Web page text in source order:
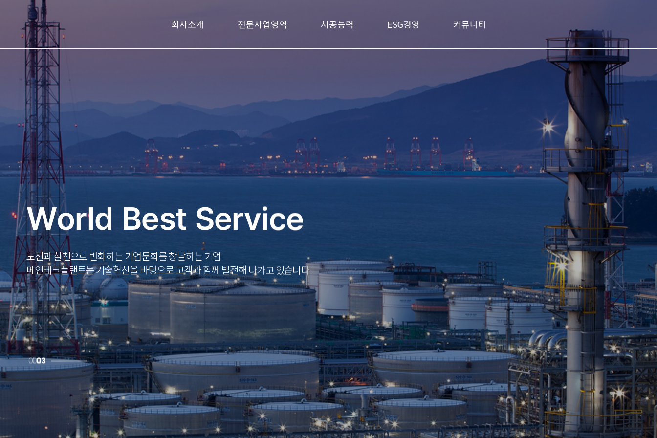
회사소개 전문사업영역 시공능력 ESG경영 커뮤니티
World Best Service
도전과실천으로 변화하는기업문화를창달하는기업
메인테크플랜트는기술혁신을바탕으로고객과함께 발전해나가고 있습니다
World Best Service
도전과실천으로 변화하는기업문화를창달하는기업
메인테크플랜트는기술혁신을바탕으로고객과함께 발전해나가고 있습니다
World Best Service
도전과실천으로 변화하는기업문화를창달하는기업
메인테크플랜트는기술혁신을바탕으로고객과함께 발전해나가고 있습니다
12 3